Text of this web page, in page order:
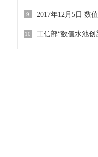
9 2017年12月5日 数
10 工信部“数值水池创